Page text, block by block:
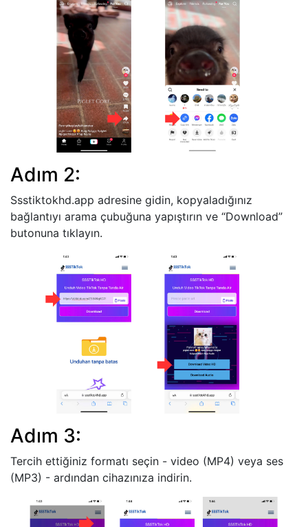
Adım 2:
Ssstiktokhd.app adresine gidin, kopyaladığınız
bağlantıyı arama çubuğuna yapıştırın ve “Download”
butonuna tıklayın.
Adım 3:
Tercih ettiğiniz formatı seçin - video (MP4) veya ses
(MP3) - ardından cihazınıza indirin.